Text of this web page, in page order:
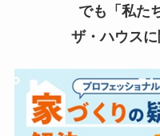
でも「私た
ザ・ハウスに